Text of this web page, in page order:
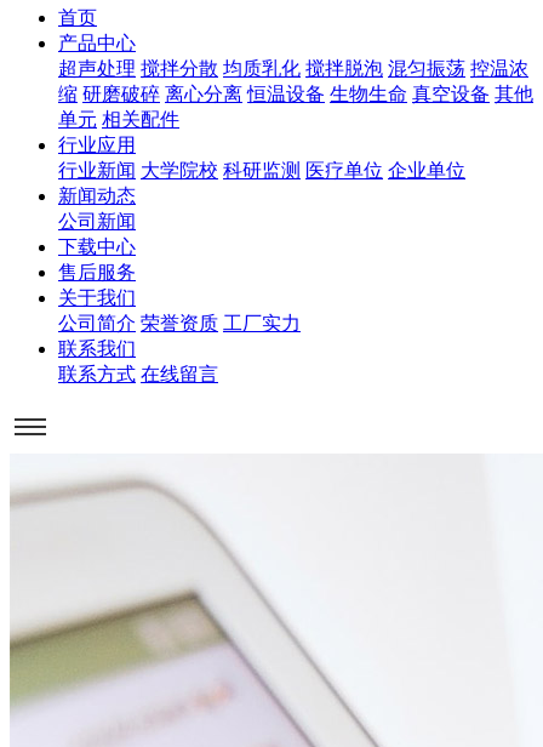
首页
产品中心
超声处理 搅拌分散 均质乳化 搅拌脱泡 混匀振荡 控温浓
缩 研磨破碎 离心分离 恒温设备 生物生命 真空设备 其他
单元 相关配件
行业应用
行业新闻 大学院校 科研监测 医疗单位 企业单位
新闻动态
公司新闻
下载中心
售后服务
关于我们
公司简介 荣誉资质 工厂实力
联系我们
联系方式 在线留言